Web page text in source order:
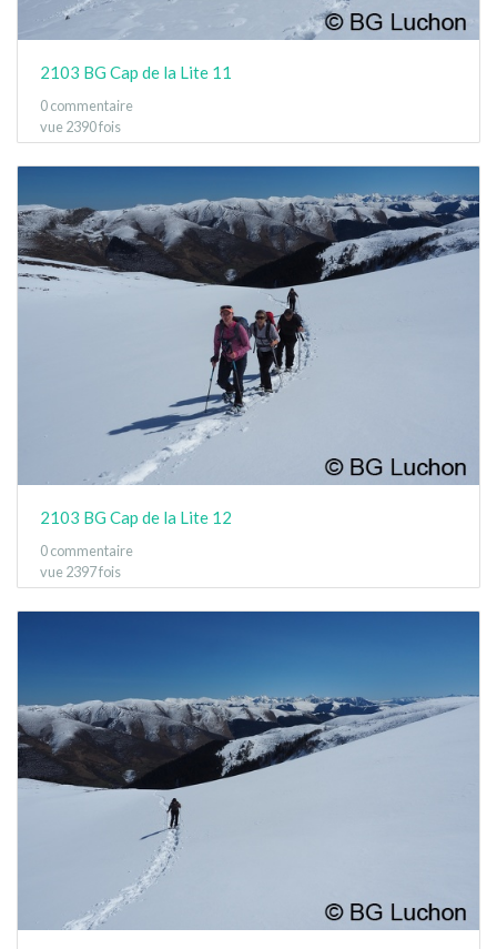
2103 BG Cap de la Lite 11
0 commentaire
vue 2390 fois
2103 BG Cap de la Lite 12
0 commentaire
vue 2397 fois